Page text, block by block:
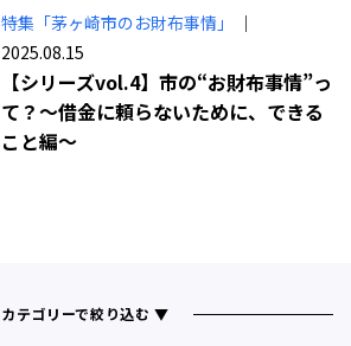
特集「茅ヶ崎市のお財布事情」
｜
2025.08.15
【シリーズvol.4】市の“お財布事情”っ
て？〜借金に頼らないために、できる
こと編〜
カテゴリーで絞り込む ▼